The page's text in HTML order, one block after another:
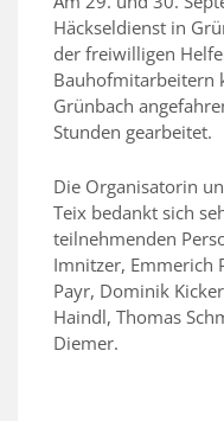
Häckseldienst in
der freiwilligen
Bauhofmitarbeitern
Grünbach
Stunden gearbeitet.
Die Organisatorin
Teix bedankt sich
teilnehmenden
Imnitzer, Emmerich
Payr, Dominik
Haindl, Thomas
Diemer.